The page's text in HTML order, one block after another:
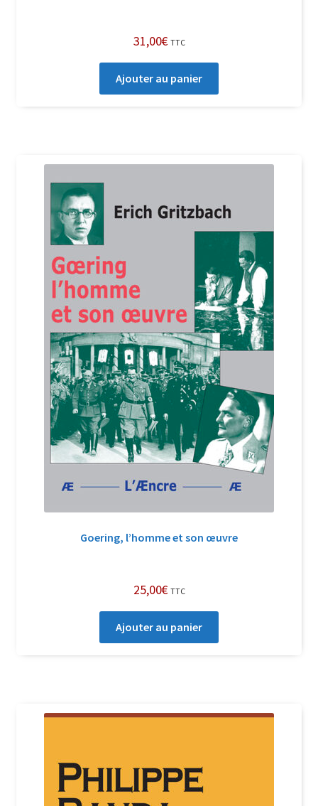
31,00€ TTC
Ajouter au panier
Goering, l’homme et son œuvre
25,00€ TTC
Ajouter au panier